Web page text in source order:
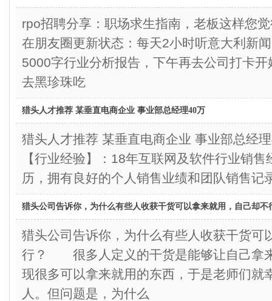
rpo招聘分享：职场求生指南，老板这样
在朋友圈更新状态：每天2小时听意大利新
5000字行业分析报告，下午再去公司打卡
去黑珍珠吃
猎头人才推荐 某垂直电商企业 事业部总经理40万
猎头人才推荐 某垂直电商企业 事业部
【行业经验】：18年互联网及软件行业销
历，拥有良好的个人销售业绩和团队销售记
猎头公司告诉你，为什么有些人收获干货可以拿来就用，自己却不
猎头公司告诉你，为什么有些人收获干货可
行？ 很多人定义的干货是能够让自己拿
现很多可以拿来就用的东西，于是老师们就
人。但问题是，为什么